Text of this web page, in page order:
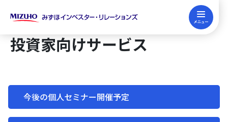
English
IRセミナー申込み FP継続教育 IRIS Master
企業向けサービス
投資家向けサービス
今後の個人セミナー開催予定